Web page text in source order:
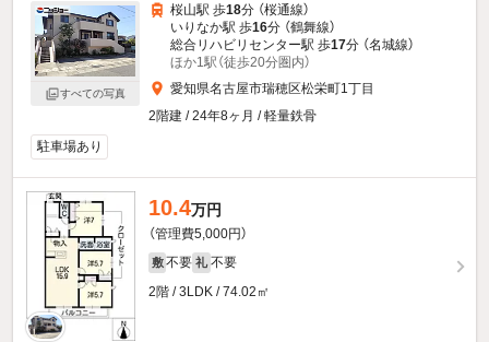
すべての写真
桜山駅 歩18分 （桜通線）
いりなか駅 歩16分 （鶴舞線）
総合リハビリセンター駅 歩17分 （名城線）
ほか1駅（徒歩20分圏内）
愛知県名古屋市瑞穂区松栄町1丁目
2階建 / 24年8ヶ月 / 軽量鉄骨
駐車場あり
10.4万円
（管理費5,000円）
敷 不要 礼 不要
2階 / 3LDK / 74.02㎡